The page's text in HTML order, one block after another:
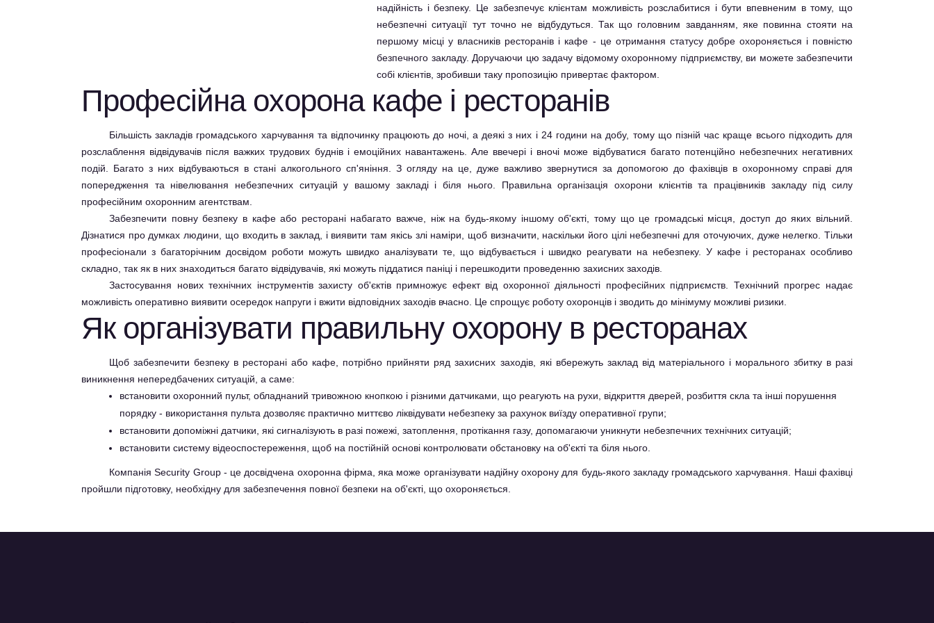
надійність і безпеку. Це забезпечує клієнтам можливість розслабитися і бути впевненим в тому, що
небезпечні ситуації тут точно не відбудуться. Так що головним завданням, яке повинна стояти на
першому місці у власників ресторанів і кафе - це отримання статусу добре охороняється і повністю
безпечного закладу. Доручаючи цю задачу відомому охоронному підприємству, ви можете забезпечити
собі клієнтів, зробивши таку пропозицію привертає фактором.
Професійна охорона кафе і ресторанів
Більшість закладів громадського харчування та відпочинку працюють до ночі, а деякі з них і 24 години на добу, тому що пізній час краще всього підходить для
розслаблення відвідувачів після важких трудових буднів і емоційних навантажень. Але ввечері і вночі може відбуватися багато потенційно небезпечних негативних
подій. Багато з них відбуваються в стані алкогольного сп'яніння. З огляду на це, дуже важливо звернутися за допомогою до фахівців в охоронному справі для
попередження та нівелювання небезпечних ситуацій у вашому закладі і біля нього. Правильна організація охорони клієнтів та працівників закладу під силу
професійним охоронним агентствам.
Забезпечити повну безпеку в кафе або ресторані набагато важче, ніж на будь-якому іншому об'єкті, тому що це громадські місця, доступ до яких вільний.
Дізнатися про думках людини, що входить в заклад, і виявити там якісь злі наміри, щоб визначити, наскільки його цілі небезпечні для оточуючих, дуже нелегко. Тільки
професіонали з багаторічним досвідом роботи можуть швидко аналізувати те, що відбувається і швидко реагувати на небезпеку. У кафе і ресторанах особливо
складно, так як в них знаходиться багато відвідувачів, які можуть піддатися паніці і перешкодити проведенню захисних заходів.
Застосування нових технічних інструментів захисту об'єктів примножує ефект від охоронної діяльності професійних підприємств. Технічний прогрес надає
можливість оперативно виявити осередок напруги і вжити відповідних заходів вчасно. Це спрощує роботу охоронців і зводить до мінімуму можливі ризики.
Як організувати правильну охорону в ресторанах
Щоб забезпечити безпеку в ресторані або кафе, потрібно прийняти ряд захисних заходів, які вбережуть заклад від матеріального і морального збитку в разі
виникнення непередбачених ситуацій, а саме:
встановити охоронний пульт, обладнаний тривожною кнопкою і різними датчиками, що реагують на рухи, відкриття дверей, розбиття скла та інші порушення
порядку - використання пульта дозволяє практично миттєво ліквідувати небезпеку за рахунок виїзду оперативної групи;
встановити допоміжні датчики, які сигналізують в разі пожежі, затоплення, протікання газу, допомагаючи уникнути небезпечних технічних ситуацій;
встановити систему відеоспостереження, щоб на постійній основі контролювати обстановку на об'єкті та біля нього.
Компанія Security Group - це досвідчена охоронна фірма, яка може організувати надійну охорону для будь-якого закладу громадського харчування. Наші фахівці
пройшли підготовку, необхідну для забезпечення повної безпеки на об'єкті, що охороняється.